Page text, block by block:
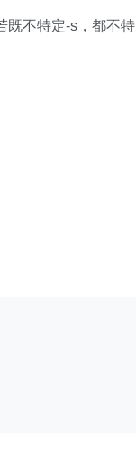
不特定-s，都不特